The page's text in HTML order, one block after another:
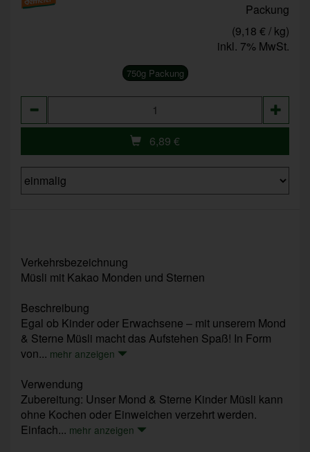
Packung
(9,18 € / kg)
inkl. 7% MwSt.
750g Packung
6,89 €
Verkehrsbezeichnung
Müsli mit Kakao Monden und Sternen
Beschreibung
Egal ob Kinder oder Erwachsene – mit unserem Mond
& Sterne Müsli macht das Aufstehen Spaß! In Form
von... mehr anzeigen
Verwendung
Zubereitung: Unser Mond & Sterne Kinder Müsli kann
ohne Kochen oder Einweichen verzehrt werden.
Einfach... mehr anzeigen